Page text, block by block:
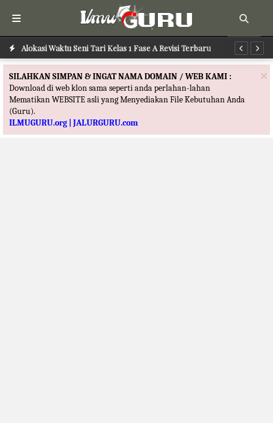
Alokasi Waktu Seni Tari Kelas 1 Fase A Revisi Terbaru
Alokasi Waktu Seni Rupa Kelas 1 Fase A Revisi Terbaru
×
SILAHKAN SIMPAN & INGAT NAMA DOMAIN / WEB KAMI :
Download di web klon sama seperti anda perlahan-lahan
Mematikan WEBSITE asli yang Menyediakan File Kebutuhan Anda
(Guru).
ILMUGURU.org | JALURGURU.com